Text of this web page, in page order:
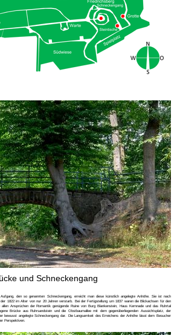
und Schneckengang
Aufgang, den so genannten Schneckengang, erreicht man diese künstlich angelegte Anhöhe. Sie ist nach
1822 im Alter von nur 20 Jahren verstarb. Bei der Fertigstellung um 1837 waren die Blickachsen für den
Ansprüchen der Romantik genügende Ruine von Burg Blankenstein, Haus Kemnade und das Ruhrtal
Brücke aus Ruhrsandstein und die Obstbaumallee mit dem gegenüberliegenden Aussichtsplatz, der
bewusst angelegte Schneckengang dar. Die Langsamkeit des Erreichens der Anhöhe lässt dem Besucher
Perspektiven.